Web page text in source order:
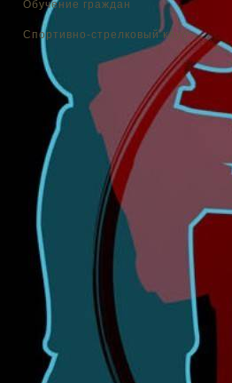
Обучение граждан
Спортивно-стрелковый клуб